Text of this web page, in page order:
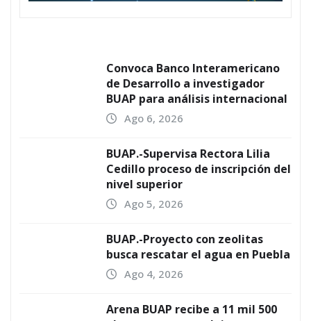
Convoca Banco Interamericano
de Desarrollo a investigador
BUAP para análisis internacional
Ago 6, 2026
BUAP.-Supervisa Rectora Lilia
Cedillo proceso de inscripción del
nivel superior
Ago 5, 2026
BUAP.-Proyecto con zeolitas
busca rescatar el agua en Puebla
Ago 4, 2026
Arena BUAP recibe a 11 mil 500